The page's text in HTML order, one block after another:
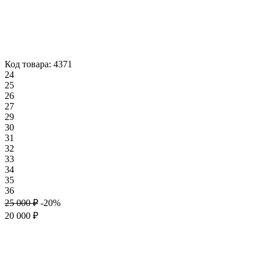
Код товара: 4371
24
25
26
27
29
30
31
32
33
34
35
36
25 000 ₽ -20%
20 000 ₽